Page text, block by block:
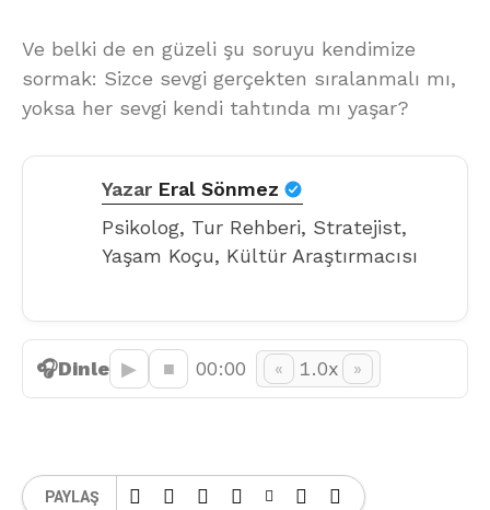
Ve belki de en güzeli şu soruyu kendimize
sormak: Sizce sevgi gerçekten sıralanmalı mı,
yoksa her sevgi kendi tahtında mı yaşar?
Yazar Eral Sönmez
Psikolog, Tur Rehberi, Stratejist,
Yaşam Koçu, Kültür Araştırmacısı
🎧Dinle ▶︎ ■ 00:00 « 1.0x »
PAYLAŞ